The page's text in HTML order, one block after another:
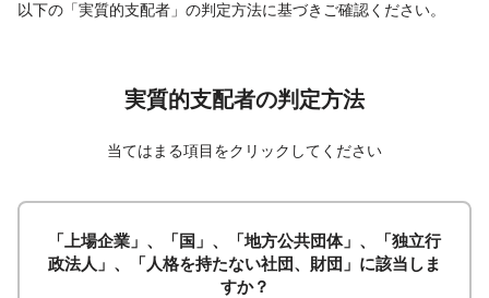
以下の「実質的支配者」の判定方法に基づきご確認ください。
実質的支配者の判定方法
当てはまる項目をクリックしてください
「上場企業」、「国」、「地方公共団体」、「独立行
政法人」、「人格を持たない社団、財団」に該当しま
すか？